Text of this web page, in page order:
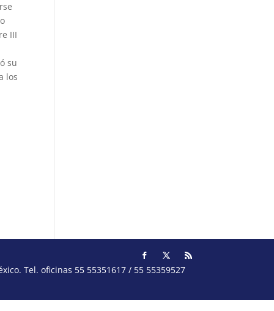
III
su
los
Tel. oficinas 55 55351617 / 55 55359527